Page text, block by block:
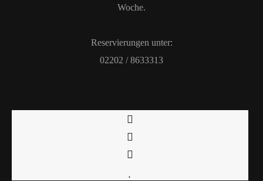
Woche.
Reservierungen unter:
02202 / 8633313